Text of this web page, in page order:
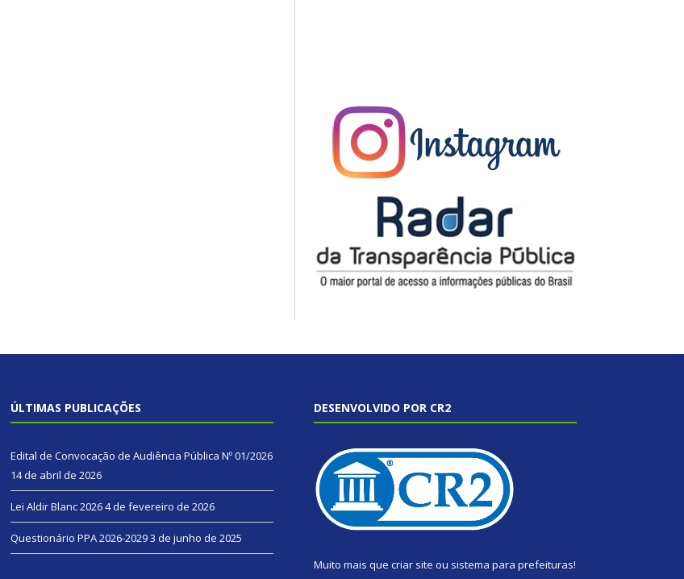
ÚLTIMAS PUBLICAÇÕES
Edital de Convocação de Audiência Pública Nº 01/2026
14 de abril de 2026
Lei Aldir Blanc 20264 de fevereiro de 2026
Questionário PPA 2026-20293 de junho de 2025
DESENVOLVIDO POR CR2
Muito mais que criar site ou sistema para prefeituras!